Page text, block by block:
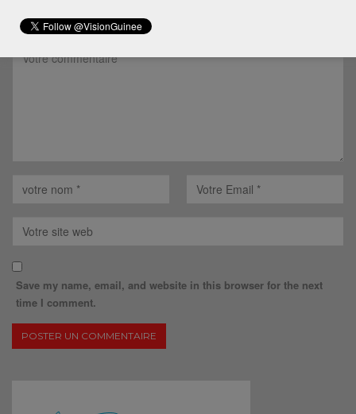
Save my name, email, and website in this browser for the next
time I comment.